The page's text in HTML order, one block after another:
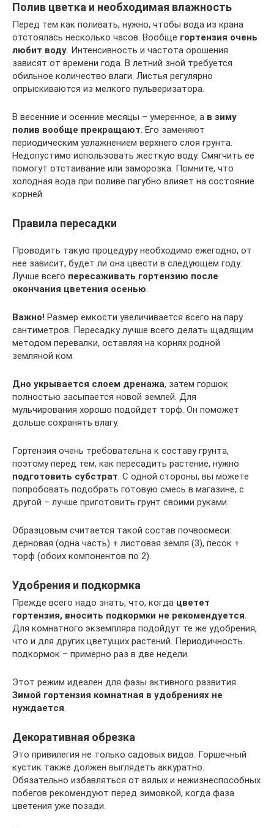
Полив цветка и необходимая влажность
Перед тем как поливать, нужно, чтобы вода из крана
отстоялась несколько часов. Вообще гортензия очень
любит воду. Интенсивность и частота орошения
зависят от времени года. В летний зной требуется
обильное количество влаги. Листья регулярно
опрыскиваются из мелкого пульверизатора.
В весенние и осенние месяцы – умеренное, а в зиму
полив вообще прекращают. Его заменяют
периодическим увлажнением верхнего слоя грунта.
Недопустимо использовать жесткую воду. Смягчить ее
помогут отстаивание или заморозка. Помните, что
холодная вода при поливе пагубно влияет на состояние
корней.
Правила пересадки
Проводить такую процедуру необходимо ежегодно, от
нее зависит, будет ли она цвести в следующем году.
Лучше всего пересаживать гортензию после
окончания цветения осенью.
Важно! Размер емкости увеличивается всего на пару
сантиметров. Пересадку лучше всего делать щадящим
методом перевалки, оставляя на корнях родной
земляной ком.
Дно укрывается слоем дренажа, затем горшок
полностью засыпается новой землей. Для
мульчирования хорошо подойдет торф. Он поможет
дольше сохранять влагу.
Гортензия очень требовательна к составу грунта,
поэтому перед тем, как пересадить растение, нужно
подготовить субстрат. С одной стороны, вы можете
попробовать подобрать готовую смесь в магазине, с
другой – лучше приготовить грунт своими руками.
Образцовым считается такой состав почвосмеси:
дерновая (одна часть) + листовая земля (3), песок +
торф (обоих компонентов по 2).
Удобрения и подкормка
Прежде всего надо знать, что, когда цветет
гортензия, вносить подкормки не рекомендуется.
Для комнатного экземпляра подойдут те же удобрения,
что и для других цветущих растений. Периодичность
подкормок – примерно раз в две недели.
Этот режим идеален для фазы активного развития.
Зимой гортензия комнатная в удобрениях не
нуждается.
Декоративная обрезка
Это привилегия не только садовых видов. Горшечный
кустик также должен выглядеть аккуратно.
Обязательно избавляться от вялых и нежизнеспособных
побегов рекомендуют перед зимовкой, когда фаза
цветения уже позади.